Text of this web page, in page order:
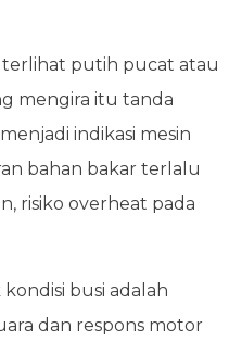
terlihat putih pucat atau
mengira itu tanda
indikasi mesin
bahan bakar terlalu
risiko overheat pada
busi adalah
dan respons motor